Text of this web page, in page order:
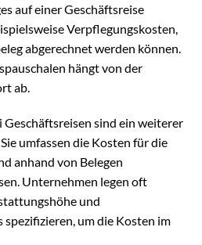
auf einer Geschäftsreise
Verpflegungskosten,
abgerechnet werden können.
hängt von der
ab.
sind ein weiterer
umfassen die Kosten für die
anhand von Belegen
Unternehmen legen oft
und
um die Kosten im